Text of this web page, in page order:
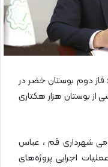
دوم بوستان خضر در
بعنوان بخشی از بوستان هزار هکتاری
شهرداری قم ، عباس
اجرایی پروژه‌های